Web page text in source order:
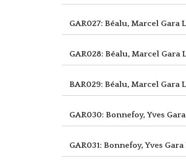
GAR027: Béalu, Marcel Gara
GAR028: Béalu, Marcel Gara
BAR029: Béalu, Marcel Gara
GAR030: Bonnefoy, Yves
GAR031: Bonnefoy, Yves Gara